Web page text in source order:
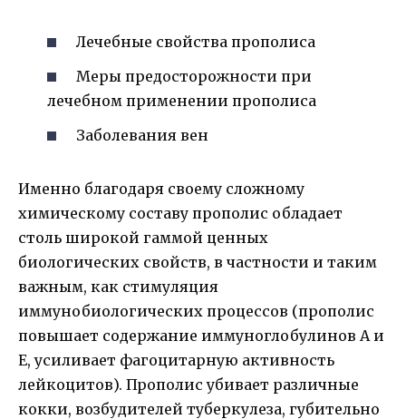
Лечебные свойства прополиса
Меры предосторожности при
лечебном применении прополиса
Заболевания вен
Именно благодаря своему сложному
химическому составу прополис обладает
столь широкой гаммой ценных
биологических свойств, в частности и таким
важным, как стимуляция
иммунобиологических процессов (прополис
повышает содержание иммуноглобулинов А и
Е, усиливает фагоцитарную активность
лейкоцитов). Прополис убивает различные
кокки, возбудителей туберкулеза, губительно